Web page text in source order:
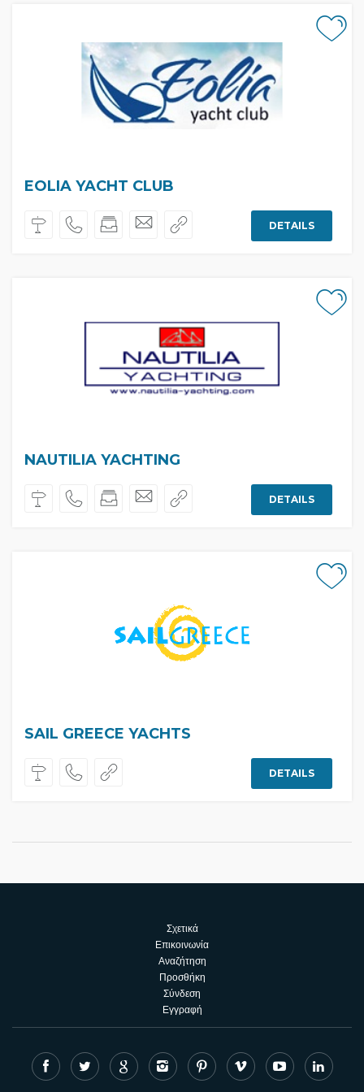
EOLIA YACHT CLUB
DETAILS
NAUTILIA YACHTING
DETAILS
SAIL GREECE YACHTS
DETAILS
Σχετικά
Επικοινωνία
Αναζήτηση
Προσθήκη
Σύνδεση
Εγγραφή